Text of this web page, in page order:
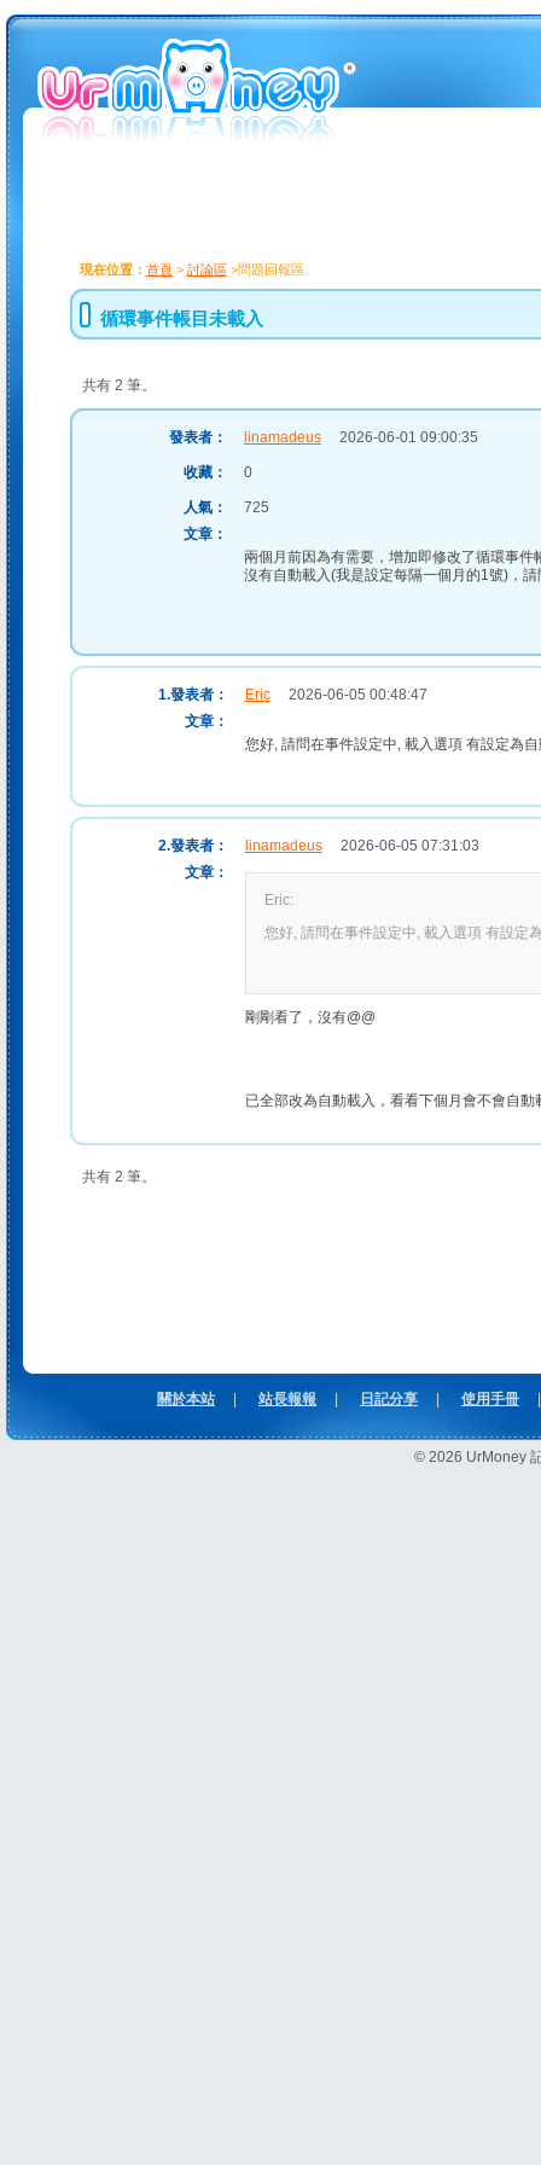
現在位置： 首頁> 討論區>問題回報區
循環事件帳目未載入
共有 2 筆。
發表者： linamadeus 2026-06-01 09:00:35
收藏： 0
人氣：
725
文章：
兩個月前因為有需要，增加即修改了循環事
沒有自動載入(我是設定每隔一個月的1號)，
1.發表者： Eric2026-06-05 00:48:47
文章：
您好, 請問在事件設定中, 載入選項 有設定為
2.發表者： linamadeus2026-06-05 07:31:03
文章：
Eric:
您好, 請問在事件設定中, 載入選項 有設定
剛剛看了，沒有@@
已全部改為自動載入，看看下個月會不會自動
共有 2 筆。
關於本站 站長報報 日記分享 使用手冊
© 2026 UrMoney